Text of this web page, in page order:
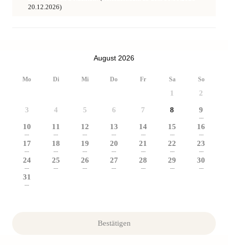
20.12.2026)
August 2026
Mo Di Mi Do Fr Sa So
1 2
3 4 5 6 7 8 9
---
10
---
11
---
12
---
13
---
14
---
15
---
16
---
17
---
18
---
19
---
20
---
21
---
22
---
23
---
24
---
25
---
26
---
27
---
28
---
29
---
30
---
31
---
Bestätigen